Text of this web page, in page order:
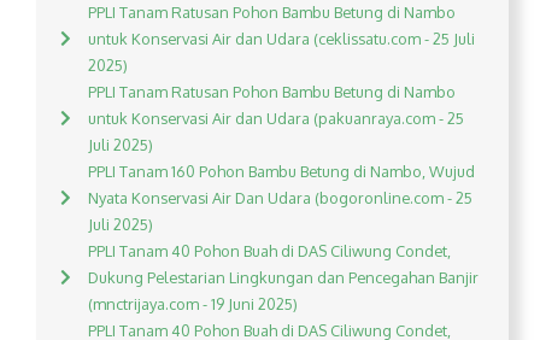
PPLI Tanam Ratusan Pohon Bambu Betung di Nambo
untuk Konservasi Air dan Udara (ceklissatu.com - 25 Juli
2025)
PPLI Tanam Ratusan Pohon Bambu Betung di Nambo
untuk Konservasi Air dan Udara (pakuanraya.com - 25
Juli 2025)
PPLI Tanam 160 Pohon Bambu Betung di Nambo, Wujud
Nyata Konservasi Air Dan Udara (bogoronline.com - 25
Juli 2025)
PPLI Tanam 40 Pohon Buah di DAS Ciliwung Condet,
Dukung Pelestarian Lingkungan dan Pencegahan Banjir
(mnctrijaya.com - 19 Juni 2025)
PPLI Tanam 40 Pohon Buah di DAS Ciliwung Condet,